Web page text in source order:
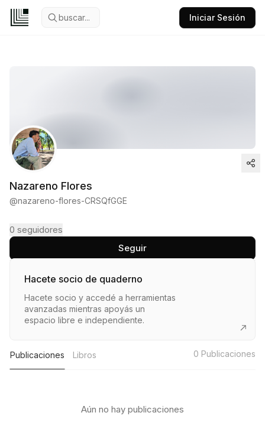
buscar... Iniciar Sesión
Nazareno Flores
@nazareno-flores-CRSQfGGE
0 seguidores
Seguir
Hacete socio de quaderno
Hacete socio y accedé a herramientas
avanzadas mientras apoyás un
espacio libre e independiente.
Publicaciones Libros 0 Publicaciones
Aún no hay publicaciones